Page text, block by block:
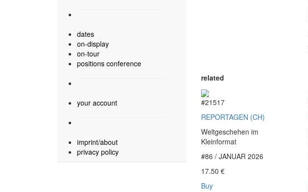
dates
on-display
on-tour
positions conference
your account
imprint/about
privacy policy
related
#21517
REPORTAGEN (CH)
Weltgeschehen im
Kleinformat
#86 / JANUAR 2026
17.50 €
Buy